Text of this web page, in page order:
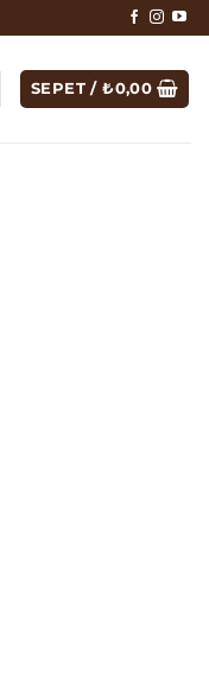
SEPET /₺0,00